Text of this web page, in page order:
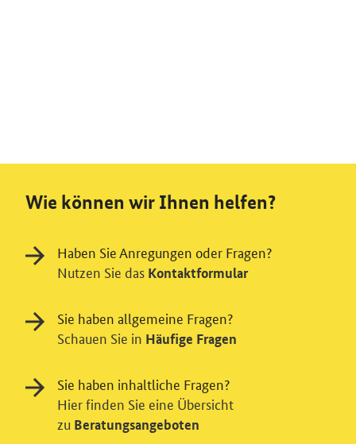
Wie können wir Ihnen helfen?
Haben Sie Anregungen oder Fragen?
Nutzen Sie das Kontaktformular
Sie haben allgemeine Fragen?
Schauen Sie in Häufige Fragen
Sie haben inhaltliche Fragen?
Hier finden Sie eine Übersicht
zu Beratungsangeboten